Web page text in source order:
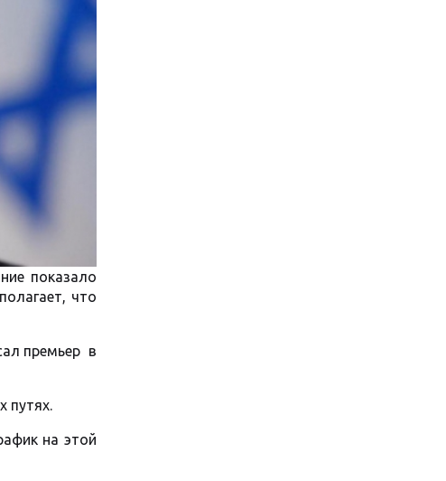
показало
что
премьер в
путях.
на этой